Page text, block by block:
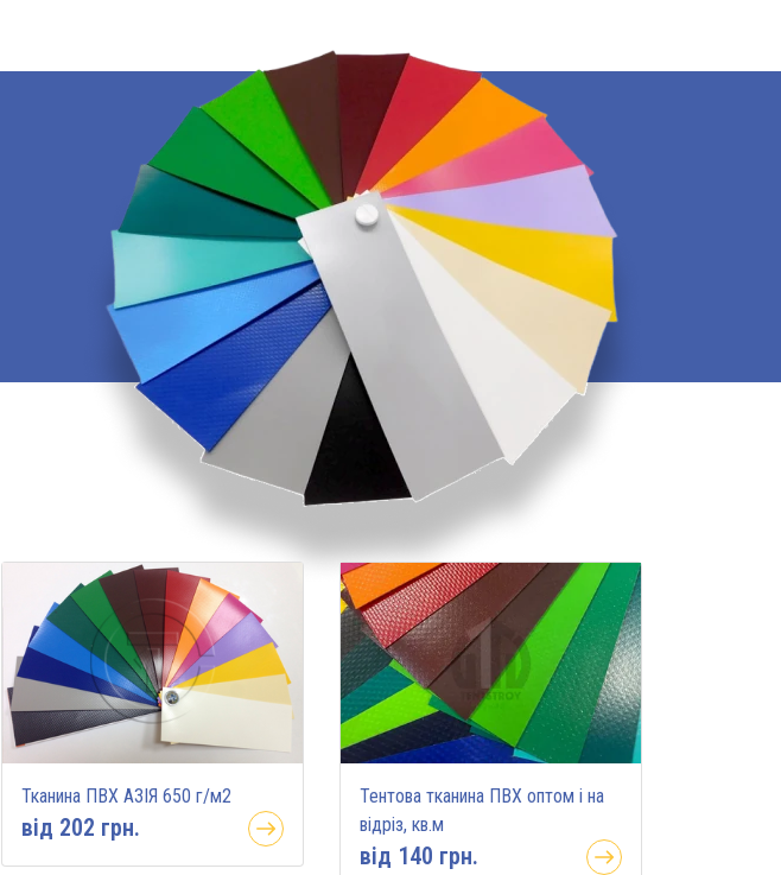
Тканина ПВХ АЗІЯ 650 г/м2
вiд 202 грн.
Тентова тканина ПВХ оптом і на
відріз, кв.м
вiд 140 грн.